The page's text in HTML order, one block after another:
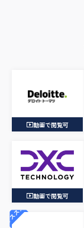
動画で閲覧可
動画で閲覧可
オススメ